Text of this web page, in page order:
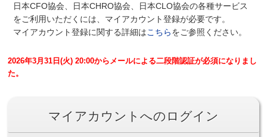
日本CFO協会、日本CHRO協会、日本CLO協会の各種サービス
をご利用いただくには、マイアカウント登録が必要です。
マイアカウント登録に関する詳細はこちらをご参照ください。
2026年3月31日(火) 20:00からメールによる二段階認証が必須になりまし
た。
マイアカウントへのログイン